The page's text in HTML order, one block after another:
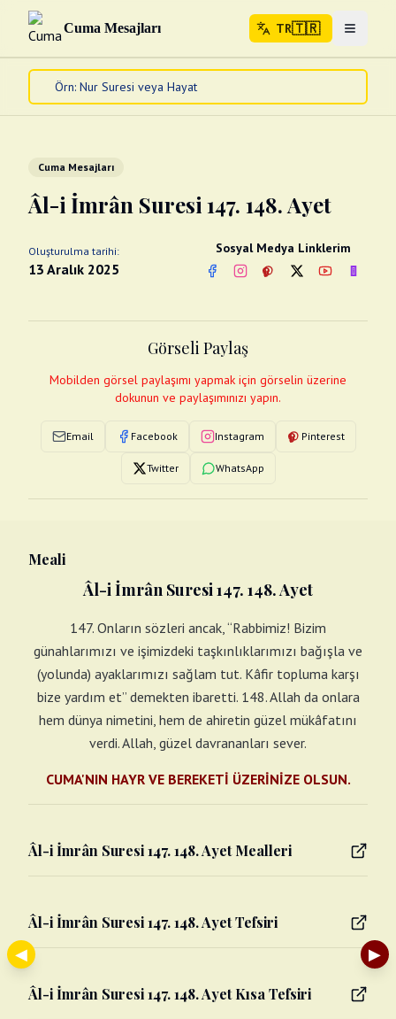
Cuma Mesajları TR🇹🇷 Menuyu
Ana Sayfa
Bayram Mesajları
Diğer
Abdest Videoları
Fotograflar
Cuma Mesajları
Âl-i İmrân Suresi 147. 148. Ayet
Oluşturulma tarihi:
13 Aralık 2025
Sosyal Medya Linklerim
FacebookInstagram
PinterestTwitterYouTube
Görseli Paylaş
Mobilden görsel paylaşımı yapmak için görselin üzerine
dokunun ve paylaşımınızı yapın.
Email Facebook Instagram Pinterest
Twitter WhatsApp
Meali
Âl-i İmrân Suresi 147. 148. Ayet
147. Onların sözleri ancak, “Rabbimiz! Bizim
günahlarımızı ve işimizdeki taşkınlıklarımızı bağışla ve
(yolunda) ayaklarımızı sağlam tut. Kâfir topluma karşı
bize yardım et” demekten ibaretti. 148. Allah da onlara
hem dünya nimetini, hem de ahiretin güzel mükâfatını
verdi. Allah, güzel davrananları sever.
CUMA'NIN HAYR VE BEREKETİ ÜZERİNİZE OLSUN.
Âl-i İmrân Suresi 147. 148. Ayet Mealleri
Âl-i İmrân Suresi 147. 148. Ayet Tefsiri
Âl-i İmrân Suresi 147. 148. Ayet Kısa Tefsiri
◀ ▶